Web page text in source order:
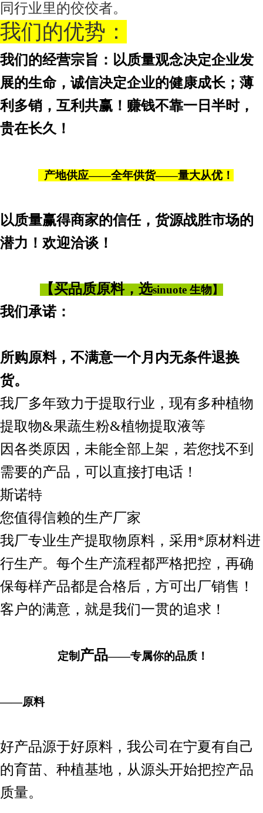
同行业里的佼佼者。
我们的优势：
我们的经营宗旨：以质量观念决定企业发
展的生命，诚信决定企业的健康成长；薄
利多销，互利共赢！赚钱不靠一日半时，
贵在长久！
产地供应——全年供货——量大从优！
以质量赢得商家的信任，货源战胜市场的
潜力！欢迎洽谈！
【买品质原料，选sinuote 生物】
我们承诺：
所购原料，不满意一个月内无条件退换
货。
我厂多年致力于提取行业，现有多种植物
提取物&果蔬生粉&植物提取液等
因各类原因，未能全部上架，若您找不到
需要的产品，可以直接打电话！
斯诺特
您值得信赖的生产厂家
我厂专业生产提取物原料，采用*原材料进
行生产。每个生产流程都严格把控，再确
保每样产品都是合格后，方可出厂销售！
客户的满意，就是我们一贯的追求！
定制 产品——专属你的品质！
——原料
好产品源于好原料，我公司在宁夏有自己
的育苗、种植基地，从源头开始把控产品
质量。